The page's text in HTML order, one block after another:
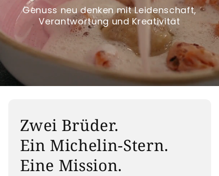
Mission & Vision
Suche
Genuss neu denken mit Leidenschaft,
Verantwortung und Kreativität
Zwei Brüder.
Ein Michelin-Stern.
Eine Mission.